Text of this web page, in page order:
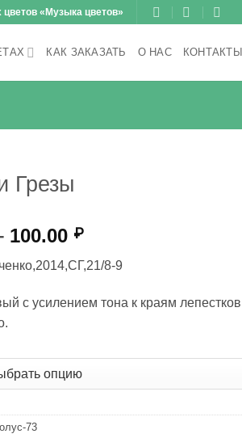
цветов «Музыка цветов»
КАК ЗАКАЗАТЬ О НАС КОНТАКТЫ
Грезы
100.00 ₽Диапазон
60.00 ₽
100.00 ₽
8-9
с усилением тона к краям
73